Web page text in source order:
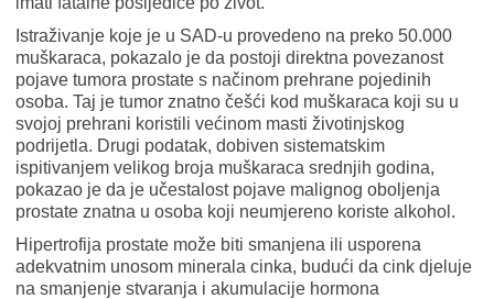
Istraživanje koje je u SAD-u provedeno na preko 50.000
muškaraca, pokazalo je da postoji direktna povezanost
pojave tumora prostate s načinom prehrane pojedinih
osoba. Taj je tumor znatno češći kod muškaraca koji su u
svojoj prehrani koristili većinom masti životinjskog
podrijetla. Drugi podatak, dobiven sistematskim
ispitivanjem velikog broja muškaraca srednjih godina,
pokazao je da je učestalost pojave malignog oboljenja
prostate znatna u osoba koji neumjereno koriste alkohol.
Hipertrofija prostate može biti smanjena ili usporena
adekvatnim unosom minerala cinka, budući da cink djeluje
na smanjenje stvaranja i akumulacije hormona